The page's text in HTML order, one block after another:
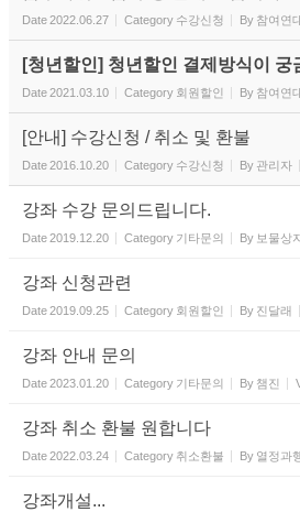
Date2022.06.27 Category 수강신청 By 참여연
[청년할인] 청년할인 결제방식이 궁
Date2021.03.10 Category 회원할인 By 참여연
[안내] 수강신청 / 취소 및 환불
Date2016.10.20 Category 수강신청 By 관리자
강좌 수강 문의드립니다.
Date2019.12.20 Category 기타문의 By 보물상
강좌 신청관련
Date2019.09.25 Category 회원할인 By 진달래
강좌 안내 문의
Date2023.01.20 Category 기타문의 By 챔진
강좌 취소 환불 원합니다
Date2022.03.24 Category 취소환불 By 열정과
강좌개설...